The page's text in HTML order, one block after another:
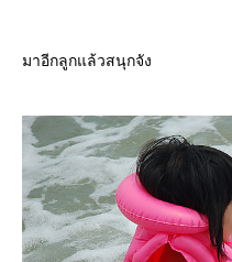
มาอีกลูกแล้วสนุกจัง